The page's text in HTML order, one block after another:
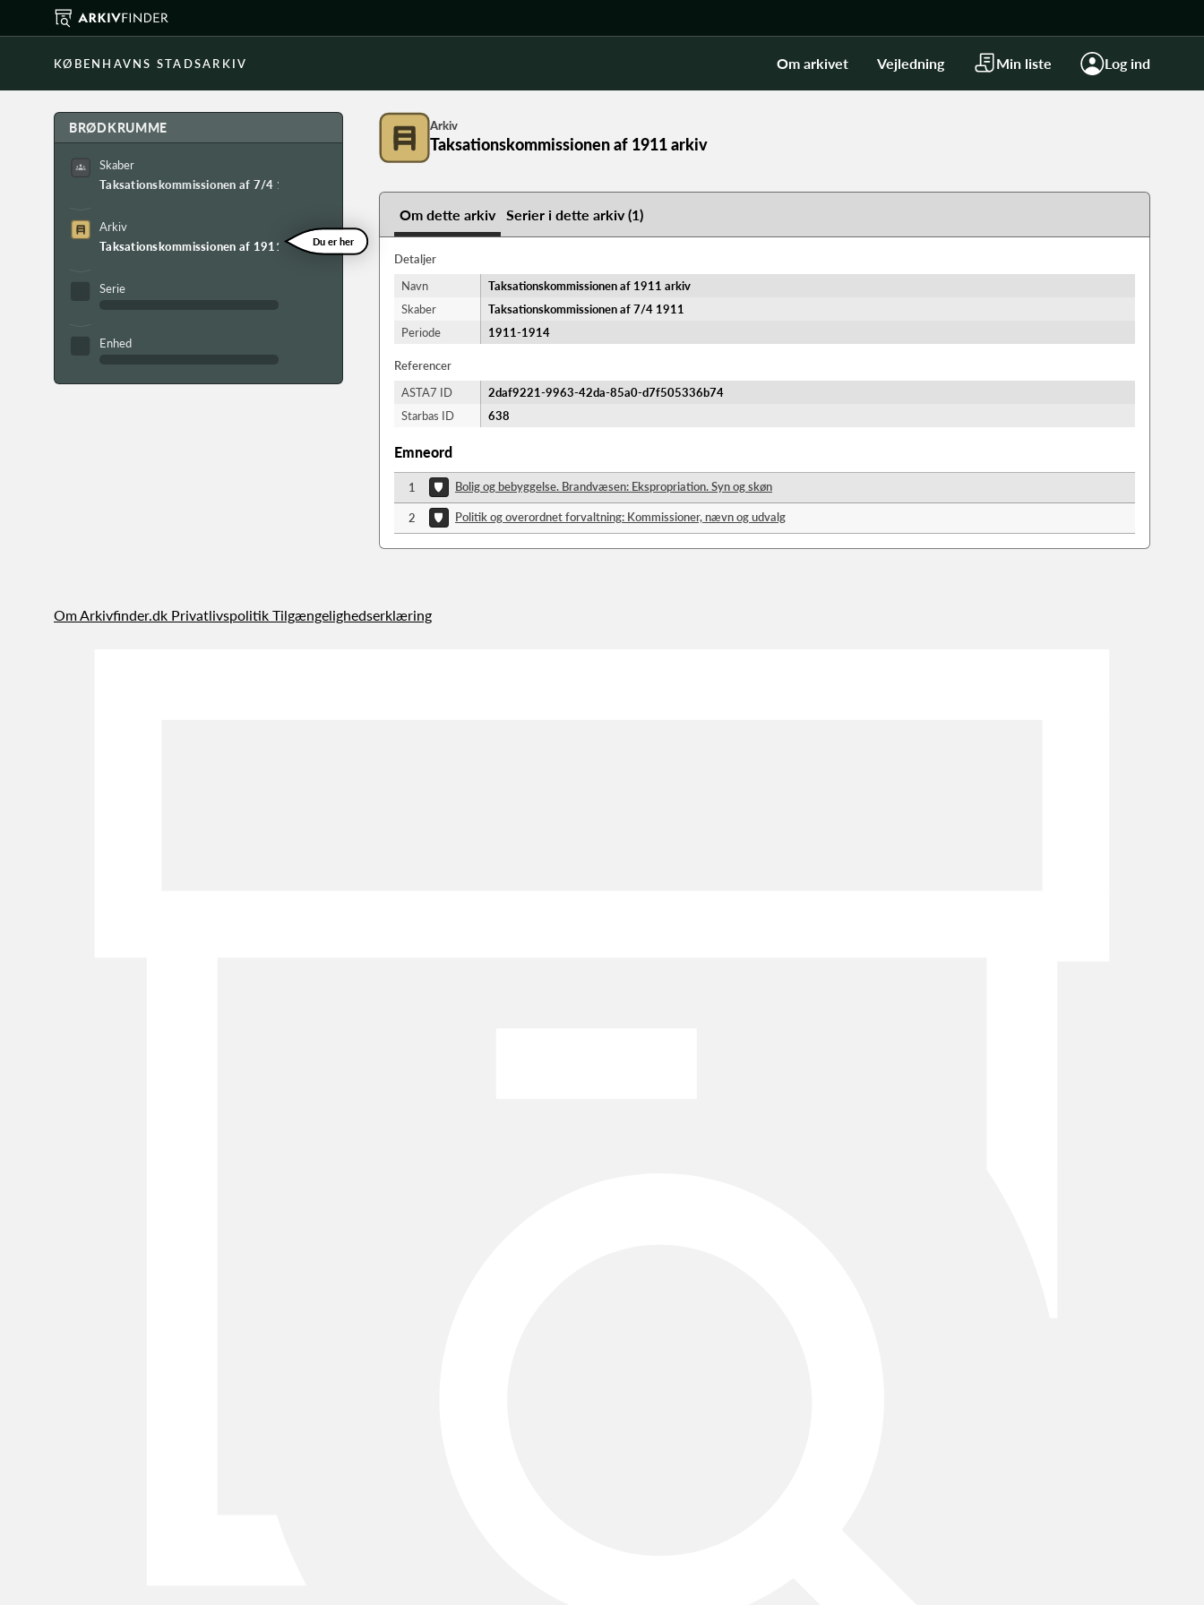
KØBENHAVNS STADSARKIV Om arkivet Vejledning Min liste Log ind
BRØDKRUMME
Skaber
Taksationskommissionen af 7/4 1911
Arkiv
Taksationskommissionen af 1911 arkivDu er her
Serie
Enhed
Arkiv
Taksationskommissionen af 1911 arkiv
Om dette arkiv Serier i dette arkiv (1)
Detaljer
Navn
Taksationskommissionen af 1911 arkiv
Skaber
Taksationskommissionen af 7/4 1911
Periode
1911-​1914
Referencer
ASTA7 ID
2daf9221-9963-42da-85a0-d7f505336b74
Starbas ID
638
Emneord
1 Bolig og bebyggelse. Brandvæsen: Ekspropriation. Syn og skøn
2 Politik og overordnet forvaltning: Kommissioner, nævn og udvalg
Om Arkivfinder.dk Privatlivspolitik Tilgængelighedserklæring